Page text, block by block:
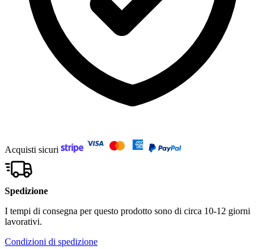
Acquisti sicuri
Spedizione
I tempi di consegna per questo prodotto sono di circa 10-12 giorni
lavorativi.
Condizioni di spedizione